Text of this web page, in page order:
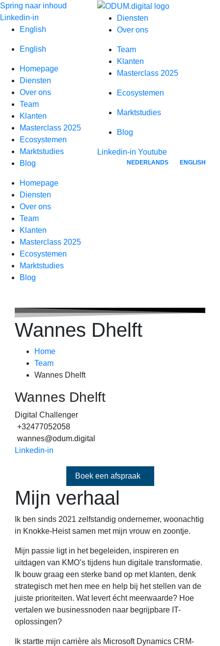
Spring naar inhoud
Diensten
Over ons
Team
Klanten
Masterclass 2025
Ecosystemen
Marktstudies
Blog
Linkedin-in Youtube
NEDERLANDS ENGLISH
Linkedin-in
English
English
Homepage
Diensten
Over ons
Team
Klanten
Masterclass 2025
Ecosystemen
Marktstudies
Blog
Homepage
Diensten
Over ons
Team
Klanten
Masterclass 2025
Ecosystemen
Marktstudies
Blog
Wannes Dhelft
Home
Team
Wannes Dhelft
Wannes Dhelft
Digital Challenger
+32477052058
wannes@odum.digital
Linkedin-in
Boek een afspraak
Mijn verhaal
Ik ben sinds 2021 zelfstandig ondernemer, woonachtig
in Knokke-Heist samen met mijn vrouw en zoontje.
Mijn passie ligt in het begeleiden, inspireren en
uitdagen van KMO’s tijdens hun digitale transformatie.
Ik bouw graag een sterke band op met klanten, denk
strategisch met hen mee en help bij het stellen van de
juiste prioriteiten. Wat levert écht meerwaarde? Hoe
vertalen we businessnoden naar begrijpbare IT-
oplossingen?
Ik startte mijn carrière als Microsoft Dynamics CRM-